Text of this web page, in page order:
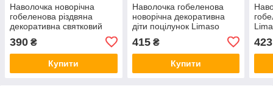
Наволочка новорічна
гобеленова різдвяна
декоративна святковий
Лімасо 45 х 45 см
KISS6288
390 ₴
Купити
Наволочка гобеленова
новорічна декоративна
діти поцілунок Limaso
Лімасо 45 х 45 см BABY
KISS CHEN-NV
415₴
Купити
423